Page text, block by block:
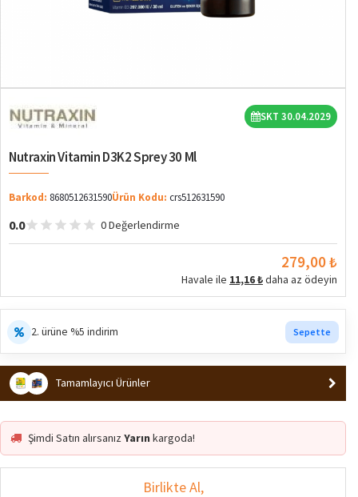
SKT 30.04.2029
Nutraxin Vitamin D3K2 Sprey 30 Ml
Barkod: 8680512631590Ürün Kodu: crs512631590
0.0 0 Değerlendirme
279,00 ₺
Havale ile 11,16 ₺daha az ödeyin
2. ürüne %5 indirim Sepette
Tamamlayıcı Ürünler
Şimdi Satın alırsanızYarın kargoda!
Birlikte Al,